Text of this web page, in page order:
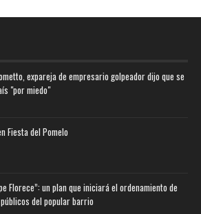
expareja de empresario golpeador dijo que se
"por miedo"
Fiesta del Pomelo
Florece”: un plan que iniciará el ordenamiento de
del popular barrio